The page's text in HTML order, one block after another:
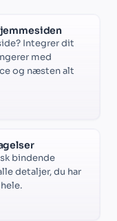
Integrer dit
med
og næsten alt
bindende
detaljer, du har